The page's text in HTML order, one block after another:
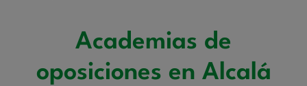
Academias de
oposiciones en Alcalá